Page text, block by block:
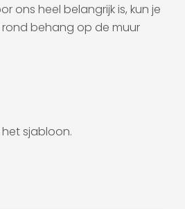
ons heel belangrijk is, kun je
behang op de muur
sjabloon.